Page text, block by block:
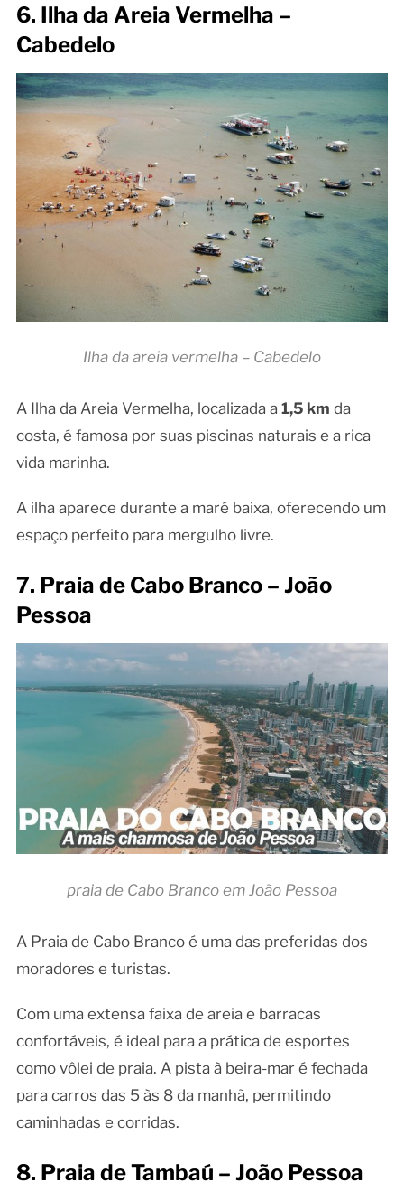
6. Ilha da Areia Vermelha –
Cabedelo
Ilha da areia vermelha – Cabedelo
A Ilha da Areia Vermelha, localizada a 1,5 km da
costa, é famosa por suas piscinas naturais e a rica
vida marinha.
A ilha aparece durante a maré baixa, oferecendo um
espaço perfeito para mergulho livre.
7. Praia de Cabo Branco – João
Pessoa
praia de Cabo Branco em João Pessoa
A Praia de Cabo Branco é uma das preferidas dos
moradores e turistas.
Com uma extensa faixa de areia e barracas
confortáveis, é ideal para a prática de esportes
como vôlei de praia. A pista à beira-mar é fechada
para carros das 5 às 8 da manhã, permitindo
caminhadas e corridas.
8. Praia de Tambaú – João Pessoa